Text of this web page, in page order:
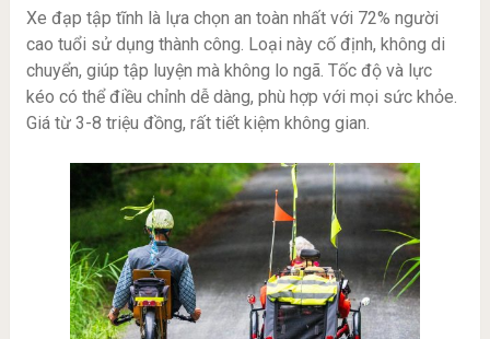
Xe đạp tập tĩnh là lựa chọn an toàn nhất với 72% người
cao tuổi sử dụng thành công. Loại này cố định, không di
chuyển, giúp tập luyện mà không lo ngã. Tốc độ và lực
kéo có thể điều chỉnh dễ dàng, phù hợp với mọi sức khỏe.
Giá từ 3-8 triệu đồng, rất tiết kiệm không gian.